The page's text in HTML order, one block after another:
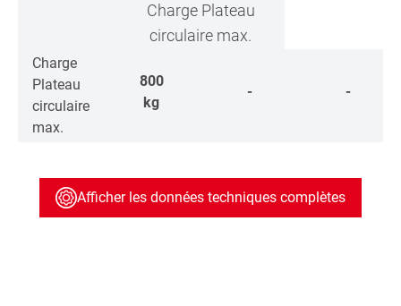
Charge Plateau
circulaire max.
Charge
Plateau
circulaire
max.
800
kg
- -
Afficher les données techniques complètes